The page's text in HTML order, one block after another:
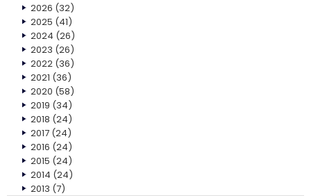
2026 (32)
2025 (41)
2024 (26)
2023 (26)
2022(36)
2021 (36)
2020 (58)
2019 (34)
2018 (24)
2017(24)
2016 (24)
2015 (24)
2014 (24)
2013 (7)